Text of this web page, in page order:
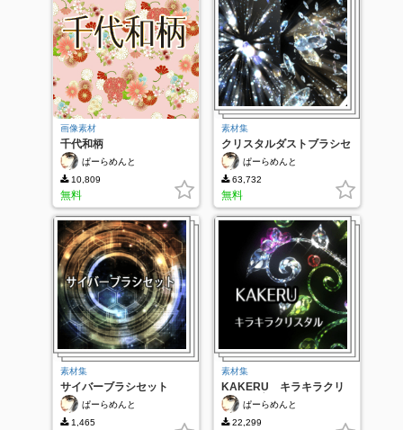
画像素材
千代和柄
ぱーらめんと
10,809
無料
素材集
クリスタルダストブラシセ
ット ぱーらめんと
63,732
無料
素材集
サイバーブラシセット
ぱーらめんと
1,465
素材集
KAKERU キラキラクリ
スタルブラシ
ぱーらめんと
22,299